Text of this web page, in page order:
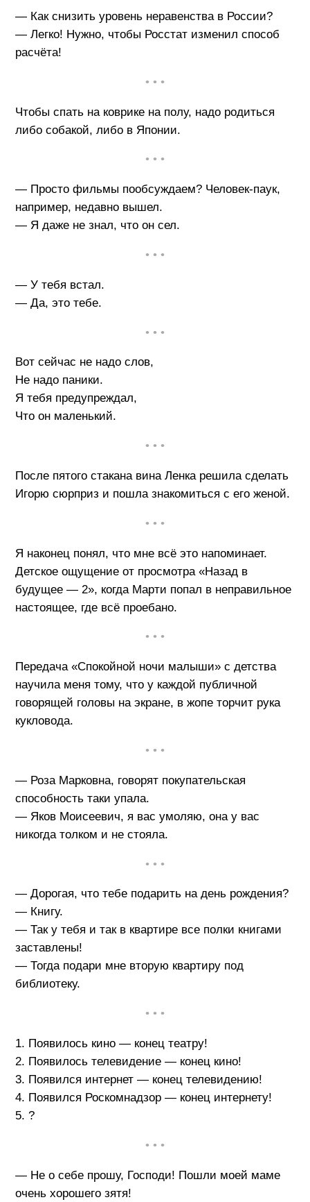
— Как снизить уровень неравенства в России?
— Легко! Нужно, чтобы Росстат изменил способ
расчёта!
• • •
Чтобы спать на коврике на полу, надо родиться
либо собакой, либо в Японии.
• • •
— Просто фильмы пообсуждаем? Человек-паук,
например, недавно вышел.
— Я даже не знал, что он сел.
• • •
— У тебя встал.
— Да, это тебе.
• • •
Вот сейчас не надо слов,
Не надо паники.
Я тебя предупреждал,
Что он маленький.
• • •
После пятого стакана вина Ленка решила сделать
Игорю сюрприз и пошла знакомиться с его женой.
• • •
Я наконец понял, что мне всё это напоминает.
Детское ощущение от просмотра «Назад в
будущее — 2», когда Марти попал в неправильное
настоящее, где всё проебано.
• • •
Передача «Спокойной ночи малыши» с детства
научила меня тому, что у каждой публичной
говорящей головы на экране, в жопе торчит рука
кукловода.
• • •
— Роза Марковна, говорят покупательская
способность таки упала.
— Яков Моисеевич, я вас умоляю, она у вас
никогда толком и не стояла.
• • •
— Дорогая, что тебе подарить на день рождения?
— Книгу.
— Так у тебя и так в квартире все полки книгами
заставлены!
— Тогда подари мне вторую квартиру под
библиотеку.
• • •
1. Появилось кино — конец театру!
2. Появилось телевидение — конец кино!
3. Появился интернет — конец телевидению!
4. Появился Роскомнадзор — конец интернету!
5. ?
• • •
— Не о себе прошу, Господи! Пошли моей маме
очень хорошего зятя!